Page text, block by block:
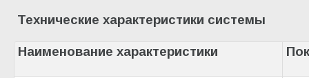
Технические характеристики системы
Наименование характеристики